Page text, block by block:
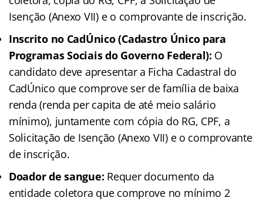
Isenção (Anexo VII) e o comprovante de inscrição.
Inscrito no CadÚnico (Cadastro Único para
Programas Sociais do Governo Federal): O
candidato deve apresentar a Ficha Cadastral do
CadÚnico que comprove ser de família de baixa
renda (renda per capita de até meio salário
mínimo), juntamente com cópia do RG, CPF, a
Solicitação de Isenção (Anexo VII) e o comprovante
de inscrição.
Doador de sangue: Requer documento da
entidade coletora que comprove no mínimo 2